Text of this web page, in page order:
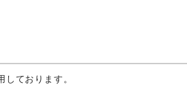
ております。